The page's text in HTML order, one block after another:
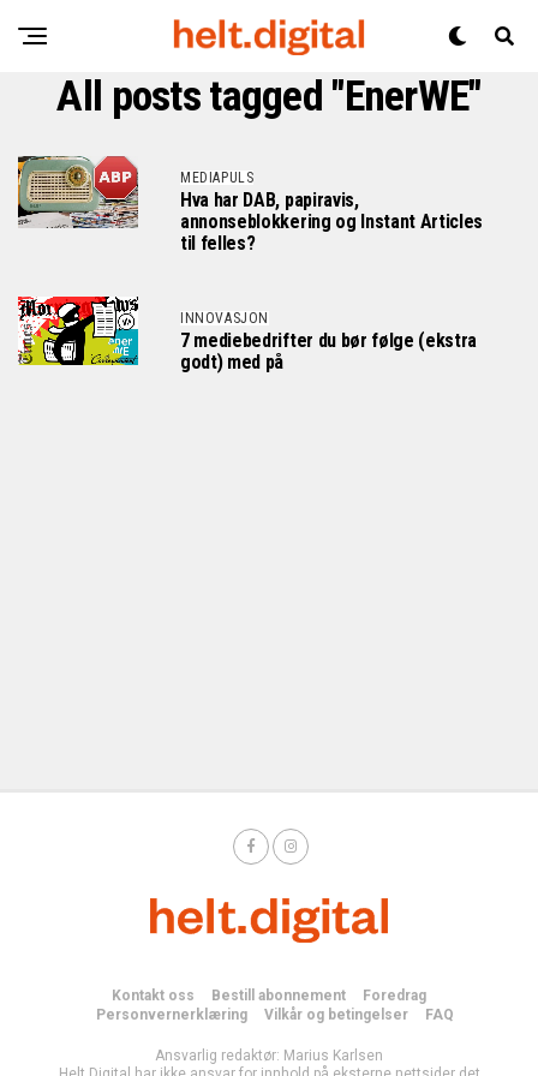
All posts tagged "EnerWE"
MEDIAPULS
Hva har DAB, papiravis,
annonseblokkering og Instant Articles
til felles?
INNOVASJON
7 mediebedrifter du bør følge (ekstra
godt) med på
Kontakt oss Bestill abonnement
Foredrag
Personvernerklæring
Vilkår og betingelser FAQ
Ansvarlig redaktør: Marius Karlsen